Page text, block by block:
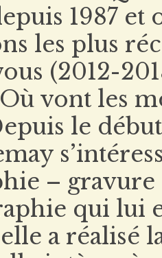
1987
les plus
(2012-
Où vont les
le
– gravure
qui lui
a réalisé